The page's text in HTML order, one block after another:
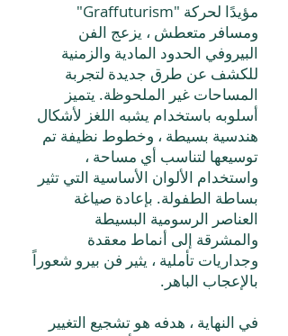
مؤيدًا لحركة "Graffuturism"
ومسافر متعطش ، يزعج الفن
البيروفي الحدود المادية والزمنية
للكشف عن طرق جديدة لتجربة
المساحات غير الملحوظة. يتميز
أسلوبه باستخدام يشبه اللغز لأشكال
هندسية بسيطة ، وخطوط نظيفة تم
توسيعها لتناسب أي مساحة ،
واستخدام الألوان الأساسية التي تثير
بساطة الطفولة. بإعادة صياغة
العناصر الرسومية البسيطة
والمشرقة إلى أنماط معقدة
وجداريات تأملية ، يثير فن بيرو شعوراً
بالإعجاب الباهر.
في النهاية ، هدفه هو تشجيع التغيير